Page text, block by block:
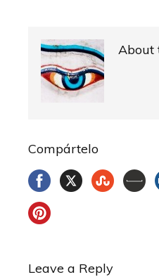
About
Compártelo
Leave a Reply